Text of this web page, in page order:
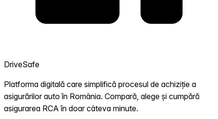
DriveSafe
Platforma digitală care simplifică procesul de achiziție a
asigurărilor auto în România. Compară, alege și cumpără
asigurarea RCA în doar câteva minute.